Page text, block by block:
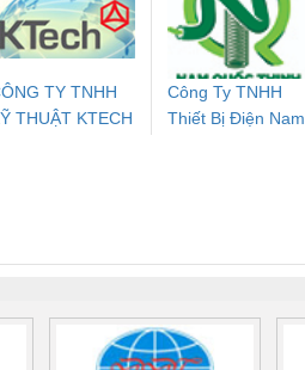
- 2981059
Điện AC
Mô-đun Ắc Quy UPS
TY TNHH
THUẬT KTECH
Công Ty TNHH
Thiết Bị Điện Nam